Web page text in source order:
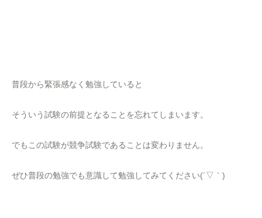
普段から緊張感なく勉強していると
そういう試験の前提となることを忘れてしまいます。
でもこの試験が競争試験であることは変わりません。
ぜひ普段の勉強でも意識して勉強してみてください(´▽｀)